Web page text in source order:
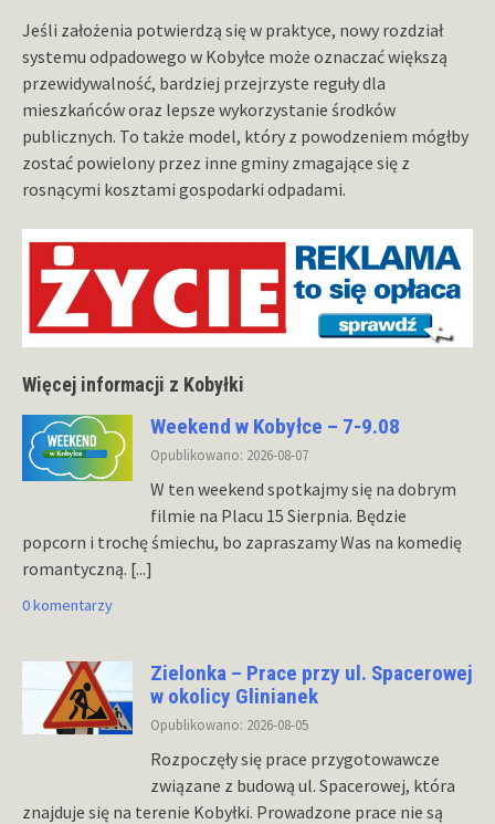
Jeśli założenia potwierdzą się w praktyce, nowy rozdział
systemu odpadowego w Kobyłce może oznaczać większą
przewidywalność, bardziej przejrzyste reguły dla
mieszkańców oraz lepsze wykorzystanie środków
publicznych. To także model, który z powodzeniem mógłby
zostać powielony przez inne gminy zmagające się z
rosnącymi kosztami gospodarki odpadami.
Więcej informacji z Kobyłki
Weekend w Kobyłce – 7-9.08
Opublikowano: 2026-08-07
W ten weekend spotkajmy się na dobrym
filmie na Placu 15 Sierpnia. Będzie
popcorn i trochę śmiechu, bo zapraszamy Was na komedię
romantyczną. [...]
0 komentarzy
Zielonka – Prace przy ul. Spacerowej
w okolicy Glinianek
Opublikowano: 2026-08-05
Rozpoczęły się prace przygotowawcze
związane z budową ul. Spacerowej, która
znajduje się na terenie Kobyłki. Prowadzone prace nie są